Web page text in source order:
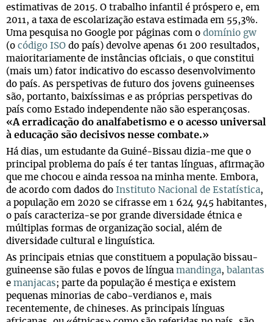
estimativas de 2015. O trabalho infantil é próspero e, em
2011, a taxa de escolarização estava estimada em 55,3%.
Uma pesquisa no Google por páginas com o domínio gw
(o código ISO do país) devolve apenas 61 200 resultados,
maioritariamente de instâncias oficiais, o que constitui
(mais um) fator indicativo do escasso desenvolvimento
do país. As perspetivas de futuro dos jovens guineenses
são, portanto, baixíssimas e as próprias perspetivas do
país como Estado independente não são esperançosas.
«A erradicação do analfabetismo e o acesso universal
à educação são decisivos nesse combate.»
Há dias, um estudante da Guiné-Bissau dizia-me que o
principal problema do país é ter tantas línguas, afirmação
que me chocou e ainda ressoa na minha mente. Embora,
de acordo com dados do Instituto Nacional de Estatística,
a população em 2020 se cifrasse em 1 624 945 habitantes,
o país caracteriza-se por grande diversidade étnica e
múltiplas formas de organização social, além de
diversidade cultural e linguística.
As principais etnias que constituem a população bissau-
guineense são fulas e povos de língua mandinga, balantas
e manjacas; parte da população é mestiça e existem
pequenas minorias de cabo-verdianos e, mais
recentemente, de chineses. As principais línguas